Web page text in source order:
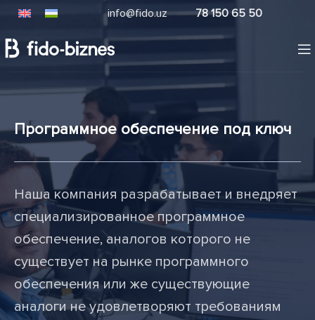
info@fido.uz 78 150 65 50
Программное обеспечение под ключ
Наша компания разрабатывает и внедряет
специализированное программное
обеспечение, аналогов которого не
существует на рынке программного
обеспечения или же существующие
аналоги не удовлетворяют требованиям